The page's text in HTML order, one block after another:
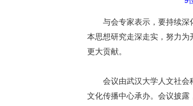
与会专家表示，要持续深
本思想研究走深走实，努力为
更大贡献。
会议由武汉大学人文社会
文化传播中心承办。会议披